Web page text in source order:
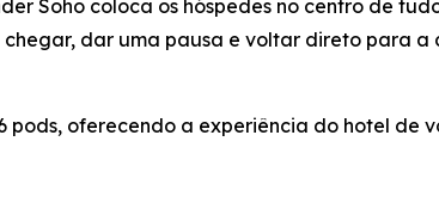
Soho coloca os hóspedes no centro de
dar uma pausa e voltar direto para a
oferecendo a experiência do hotel de